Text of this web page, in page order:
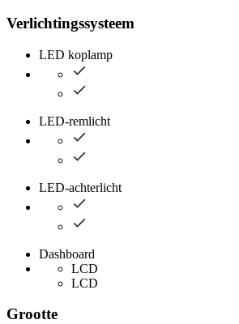
Verlichtingssysteem
LED koplamp
LED-remlicht
LED-achterlicht
Dashboard
LCD
LCD
Grootte